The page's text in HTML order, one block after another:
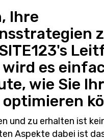
Ihre
es
wie Sie
und zu erhalten ist
Aspekte dabei ist